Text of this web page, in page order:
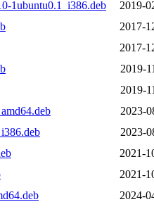
1ubuntu0.1_i386.deb
2019-
2017-
2017-
2019-
2019-
2023-
2023-
2021-
2021-
2024-